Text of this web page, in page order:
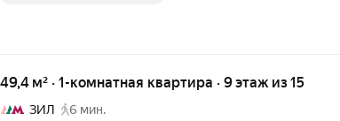
49,4 м² · 1-комнатная квартира · 9 этаж из 15
ЗИЛ
6 мин.